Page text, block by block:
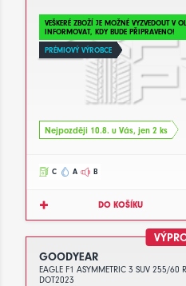
VEŠKERÉ ZBOŽÍ JE MOŽNÉ VYZVEDOUT V
INFORMOVAT, KDY BUDE PŘIPRAVENO!
PRÉMIOVÝ VÝROBCE
Nejpozději 10.8. u Vás, jen 2 ks
C A B
DO KOŠÍKU
GOODYEAR
EAGLE F1 ASYMMETRIC 3 SUV 255/60
DOT2023